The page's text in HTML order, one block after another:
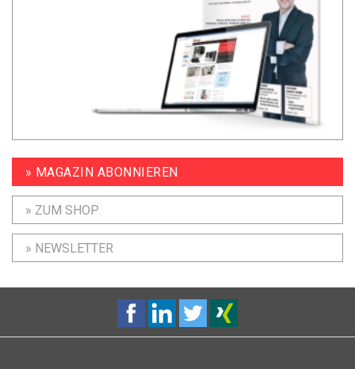
» MAGAZIN ABONNIEREN
» ZUM SHOP
» NEWSLETTER